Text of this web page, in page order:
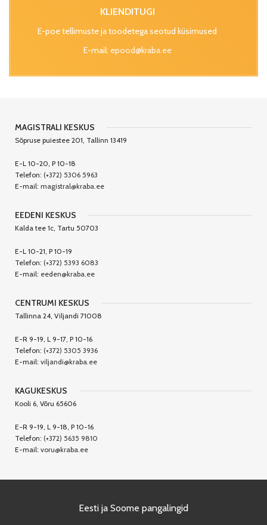
KLIENDITUGI
E-poe tellimuste ja toodetega seotud küsimused
E-mail: epood@kraba.ee
MAGISTRALI KESKUS
Sõpruse puiestee 201, Tallinn 13419
E-L 10-20, P 10-18
Telefon: (+372) 5306 5963
E-mail: magistral@kraba.ee
EEDENI KESKUS
Kalda tee 1c, Tartu 50703
E-L 10-21, P 10-19
Telefon: (+372) 5393 6083
E-mail: eeden@kraba.ee
CENTRUMI KESKUS
Tallinna 24, Viljandi 71008
E-R 9-19, L 9-17, P 10-16
Telefon: (+372) 5305 3936
E-mail: viljandi@kraba.ee
KAGUKESKUS
Kooli 6, Võru 65606
E-R 9-19, L 9-18, P 10-16
Telefon: (+372) 5635 9810
E-mail: voru@kraba.ee
Eesti ja Soome pangalingid